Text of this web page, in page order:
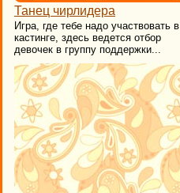
Танец чирлидера
Игра, где тебе надо участвовать в
кастинге, здесь ведется отбор
девочек в группу поддержки...